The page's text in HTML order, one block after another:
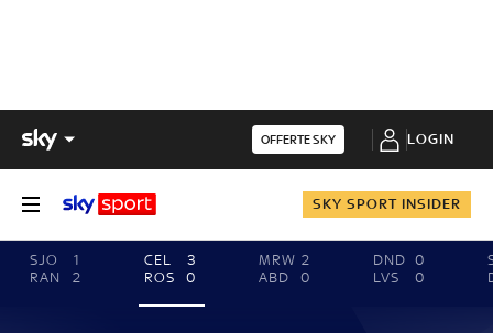
OFFERTE SKY LOGIN
SKY SPORT INSIDER
SJO
1
RAN
2
CEL
3
ROS
0
MRW 2
ABD
0
DND 0
LVS
0